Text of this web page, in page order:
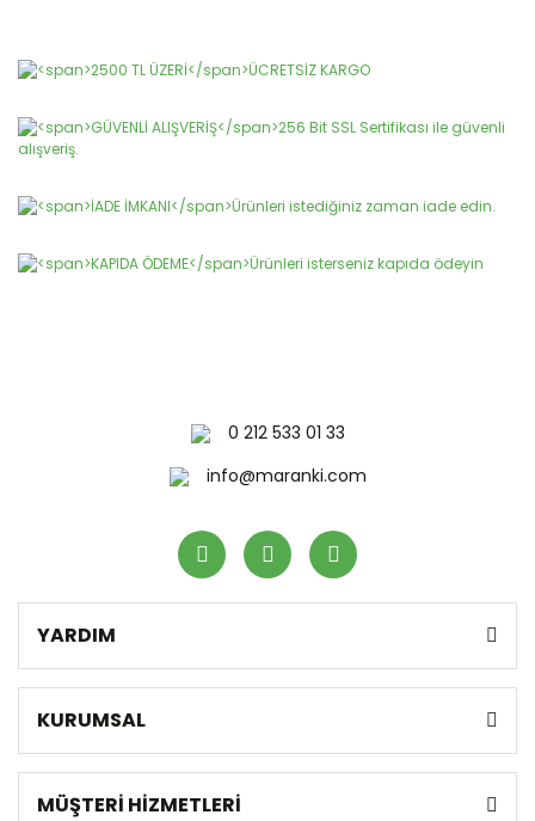
0 212 533 01 33
info@maranki.com
YARDIM
KURUMSAL
MÜŞTERİ HİZMETLERİ